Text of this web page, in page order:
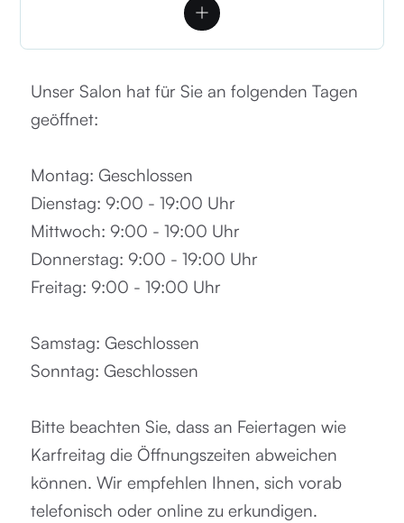
Unser Salon hat für Sie an folgenden Tagen
geöffnet:
Montag: Geschlossen
Dienstag: 9:00 - 19:00 Uhr
Mittwoch: 9:00 - 19:00 Uhr
Donnerstag: 9:00 - 19:00 Uhr
Freitag: 9:00 - 19:00 Uhr
‍Samstag: Geschlossen
Sonntag: Geschlossen
Bitte beachten Sie, dass an Feiertagen wie
Karfreitag die Öffnungszeiten abweichen
können. Wir empfehlen Ihnen, sich vorab
telefonisch oder online zu erkundigen.